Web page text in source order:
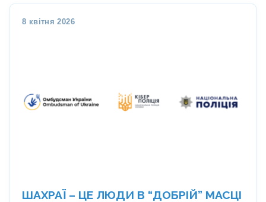
8 квітня 2026
ШАХРАЇ – ЦЕ ЛЮДИ В “ДОБРІЙ” МАСЦІ